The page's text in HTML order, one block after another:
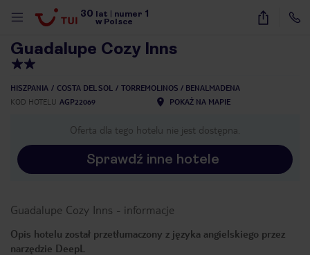
30 lat numer 1
w Polsce
47
Guadalupe Cozy Inns
HISZPANIA COSTA DEL SOL
TORREMOLINOS / BENALMADENA
KOD HOTELU AGP22069 POKAŻ NA MAPIE
Oferta dla tego hotelu nie jest dostępna.
Sprawdź inne hotele
Guadalupe Cozy Inns - informacje
Opis hotelu został przetłumaczony z języka angielskiego przez
narzędzie DeepL